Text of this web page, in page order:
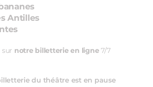
Antilles
sur notre billetterie en ligne 7/7
du théâtre est en pause